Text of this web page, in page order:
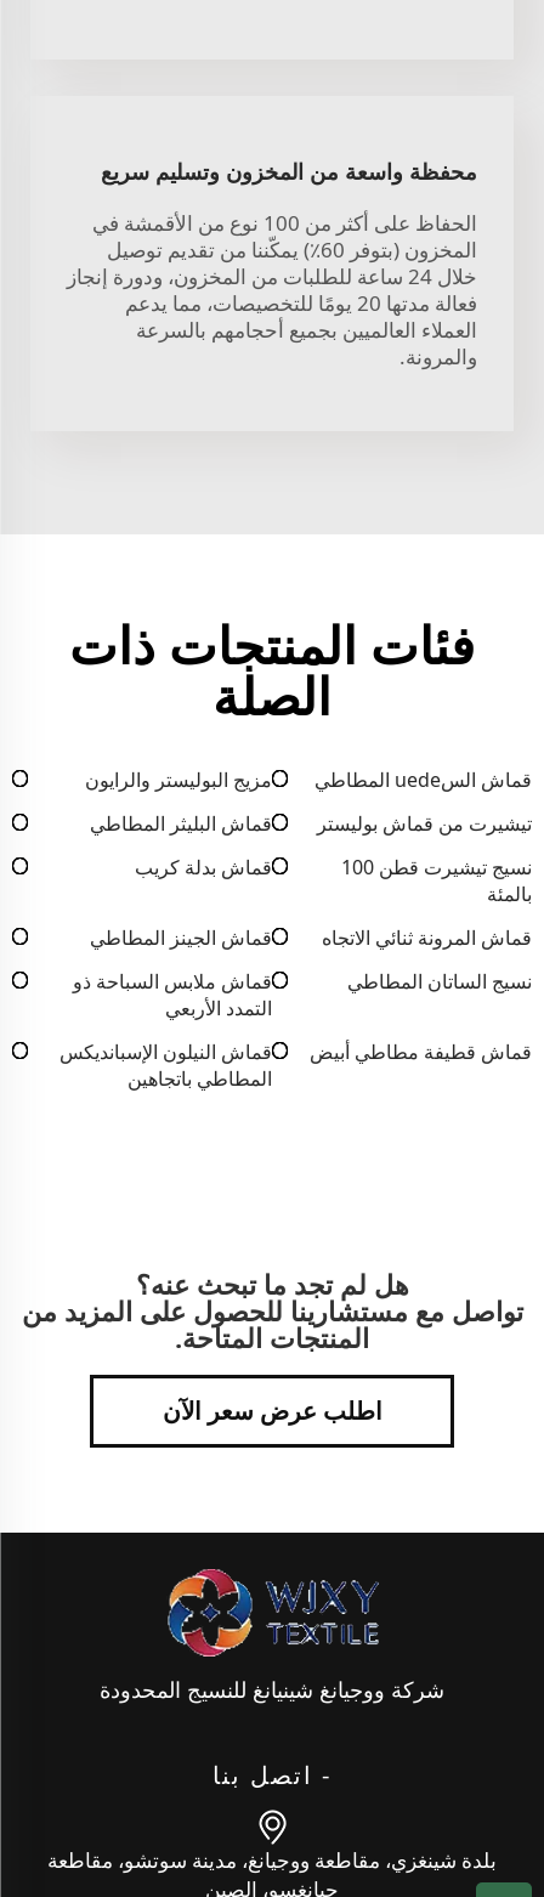
محفظة واسعة من المخزون وتسليم سريع
الحفاظ على أكثر من 100 نوع من الأقمشة في
المخزون (بتوفر 60٪) يمكّننا من تقديم توصيل
خلال 24 ساعة للطلبات من المخزون، ودورة إنجاز
فعالة مدتها 20 يومًا للتخصيصات، مما يدعم
العملاء العالميين بجميع أحجامهم بالسرعة
والمرونة.
فئات المنتجات ذات
الصلة
قماش السuede المطاطي
مزيج البوليستر والرايون
تيشيرت من قماش بوليستر
قماش البليثر المطاطي
نسيج تيشيرت قطن 100
بالمئة
قماش بدلة كريب
قماش المرونة ثنائي الاتجاه
قماش الجينز المطاطي
نسيج الساتان المطاطي
قماش ملابس السباحة ذو
التمدد الأربعي
قماش قطيفة مطاطي أبيض
قماش النيلون الإسبانديكس
المطاطي باتجاهين
هل لم تجد ما تبحث عنه؟
تواصل مع مستشارينا للحصول على المزيد من
المنتجات المتاحة.
اطلب عرض سعر الآن
شركة ووجيانغ شينيانغ للنسيج المحدودة
- اتصل بنا
بلدة شينغزي، مقاطعة ووجيانغ، مدينة سوتشو، مقاطعة
جيانغسو، الصين